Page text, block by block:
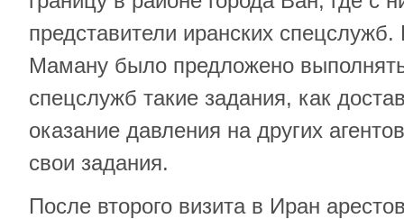
представители иранских
Маману было предложено
спецслужб такие задания, как
оказание давления на других
свои задания.
После второго визита в Иран